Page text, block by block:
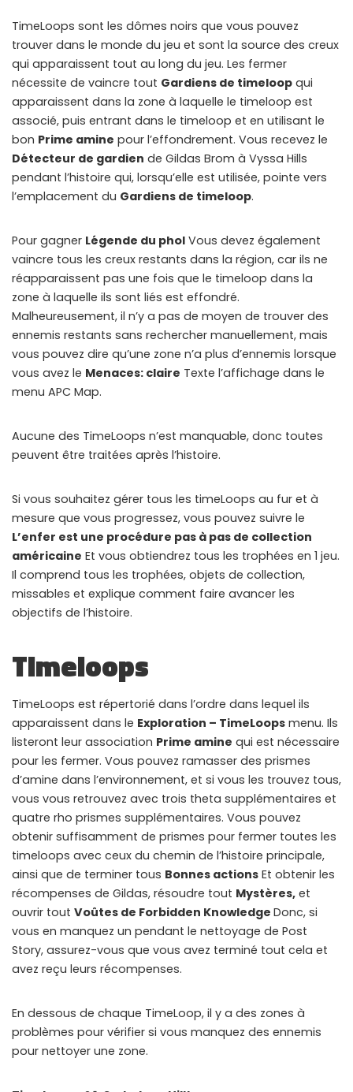
WHY JOIN THE CHANNEL?
▲COLLAPSE
100% FREE to join
No subscription, no credit card required — ever
Tricks BEFORE website
Get exclusive codes and strategies before anyone else
Steam Games Giveaways
Zero Ads • Zero Spam
No promotions, no junk — just pure gaming content
Instant Telegram Delivery
Everything arrives directly — faster than websites or email
Members-Only Content
Exclusive guides & secrets never published anywhere else
Join gamers worldwide and get real-time alerts
TimeLoops sont les dômes noirs que vous pouvez
trouver dans le monde du jeu et sont la source des creux
qui apparaissent tout au long du jeu. Les fermer
nécessite de vaincre tout Gardiens de timeloop qui
apparaissent dans la zone à laquelle le timeloop est
associé, puis entrant dans le timeloop et en utilisant le
bon Prime amine pour l’effondrement. Vous recevez le
Détecteur de gardien de Gildas Brom à Vyssa Hills
pendant l’histoire qui, lorsqu’elle est utilisée, pointe vers
l’emplacement du Gardiens de timeloop.
Pour gagner Légende du phol Vous devez également
vaincre tous les creux restants dans la région, car ils ne
réapparaissent pas une fois que le timeloop dans la
zone à laquelle ils sont liés est effondré.
Malheureusement, il n’y a pas de moyen de trouver des
ennemis restants sans rechercher manuellement, mais
vous pouvez dire qu’une zone n’a plus d’ennemis lorsque
vous avez le Menaces: claire Texte l’affichage dans le
menu APC Map.
Aucune des TimeLoops n’est manquable, donc toutes
peuvent être traitées après l’histoire.
Si vous souhaitez gérer tous les timeLoops au fur et à
mesure que vous progressez, vous pouvez suivre le
L’enfer est une procédure pas à pas de collection
américaine Et vous obtiendrez tous les trophées en 1 jeu.
Il comprend tous les trophées, objets de collection,
missables et explique comment faire avancer les
objectifs de l’histoire.
Timeloops
TimeLoops est répertorié dans l’ordre dans lequel ils
apparaissent dans le Exploration – TimeLoops menu. Ils
listeront leur association Prime amine qui est nécessaire
pour les fermer. Vous pouvez ramasser des prismes
d’amine dans l’environnement, et si vous les trouvez tous,
vous vous retrouvez avec trois theta supplémentaires et
quatre rho prismes supplémentaires. Vous pouvez
obtenir suffisamment de prismes pour fermer toutes les
timeloops avec ceux du chemin de l’histoire principale,
ainsi que de terminer tous Bonnes actions Et obtenir les
récompenses de Gildas, résoudre tout Mystères, et
ouvrir tout Voûtes de Forbidden Knowledge Donc, si
vous en manquez un pendant le nettoyage de Post
Story, assurez-vous que vous avez terminé tout cela et
avez reçu leurs récompenses.
En dessous de chaque TimeLoop, il y a des zones à
problèmes pour vérifier si vous manquez des ennemis
pour nettoyer une zone.